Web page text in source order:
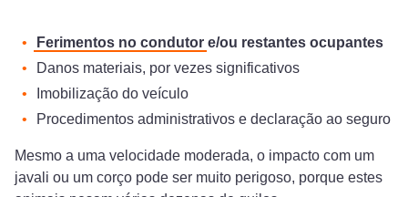
Ferimentos no condutor e/ou restantes ocupantes
Danos materiais, por vezes significativos
Imobilização do veículo
Procedimentos administrativos e declaração ao seguro
Mesmo a uma velocidade moderada, o impacto com um
javali ou um corço pode ser muito perigoso, porque estes